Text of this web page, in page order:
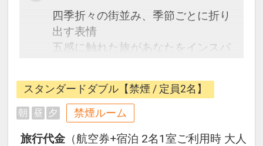
四季折々の街並み、季節ごとに折り
出す表情
五感に触れた旅があなたをインスパ
沢」
金沢駅から徒歩4分とアクセス抜
群。
スタンダードダブル【禁煙 / 定員2名】
朝 昼 夕 禁煙ルーム
旅行代金 （航空券+宿泊 2名1室ご利用時 大人